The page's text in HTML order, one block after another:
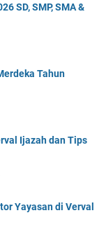
SD, SMP, SMA &
Tahun
Ijazah dan Tips
Yayasan di Verval